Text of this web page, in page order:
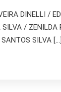
DINELLI /
SILVA /
SANTOS SILVA […]